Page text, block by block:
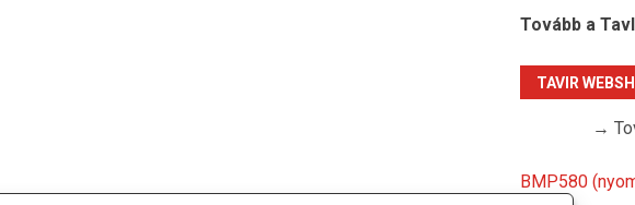
Tovább a
TAVIR
→
BMP580